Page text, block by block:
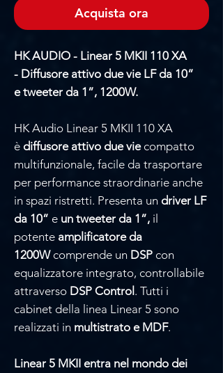
Acquista ora
HK AUDIO - Linear 5 MKII 110 XA
- Diffusore attivo due vie LF da 10”
e tweeter da 1”, 1200W.
HK Audio Linear 5 MKII 110 XA
è diffusore attivo due vie compatto
multifunzionale, facile da trasportare
per performance straordinarie anche
in spazi ristretti. Presenta un driver LF
da 10” e un tweeter da 1”, il
potente amplificatore da
1200Wcomprende un DSP con
equalizzatore integrato, controllabile
attraverso DSP Control . Tutti i
cabinet della linea Linear 5 sono
realizzati in multistrato e MDF.
Linear 5 MKII entra nel mondo dei